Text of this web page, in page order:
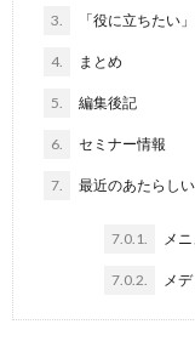
3. 「役に立ちたい
4. まとめ
5. 編集後記
6. セミナー情報
7. 最近のあたらし
7.0.1. メ
7.0.2. メ